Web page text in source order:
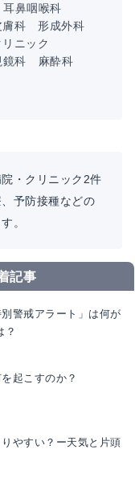
耳鼻咽喉科
膚科
形成外科
ニック
鏡科
麻酔科
・クリニック2件
予防接種などの
。
記事
警戒アラート」は何が
？
起こすのか？
やすい？ー天気と片頭